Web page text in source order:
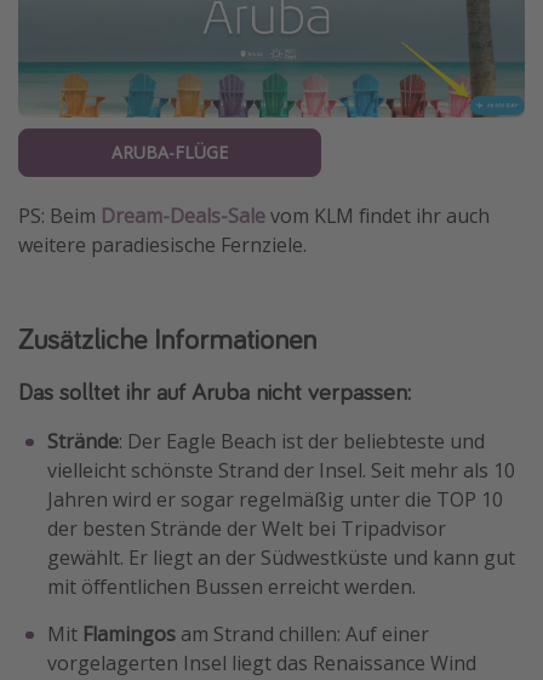
ARUBA-FLÜGE
PS: Beim Dream-Deals-Salevom KLM findet ihr auch
weitere paradiesische Fernziele.
Zusätzliche Informationen
Das solltet ihr auf Aruba nicht verpassen:
Strände: Der Eagle Beach ist der beliebteste und
vielleicht schönste Strand der Insel. Seit mehr als 10
Jahren wird er sogar regelmäßig unter die TOP 10
der besten Strände der Welt bei Tripadvisor
gewählt. Er liegt an der Südwestküste und kann gut
mit öffentlichen Bussen erreicht werden.
Mit Flamingos am Strand chillen: Auf einer
vorgelagerten Insel liegt das Renaissance Wind